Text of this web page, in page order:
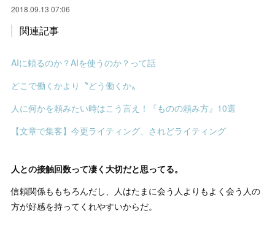
2018.09.13 07:06
関連記事
AIに頼るのか？AIを使うのか？って話
どこで働くかより〝どう働くか〟
人に何かを頼みたい時はこう言え！『ものの頼み方』10選
【文章で集客】今更ライティング、されどライティング
人との接触回数って凄く大切だと思ってる。
信頼関係ももちろんだし、人はたまに会う人よりもよく会う人の
方が好感を持ってくれやすいからだ。